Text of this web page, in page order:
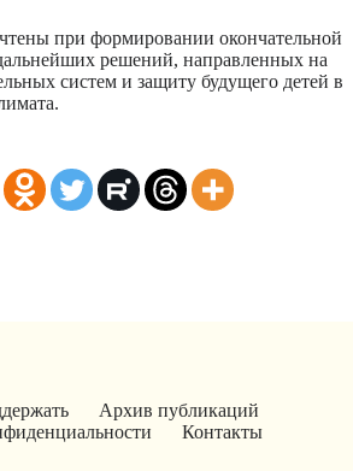
при формировании окончательной
решений, направленных на
систем и защиту будущего детей в
Архив публикаций
Контакты